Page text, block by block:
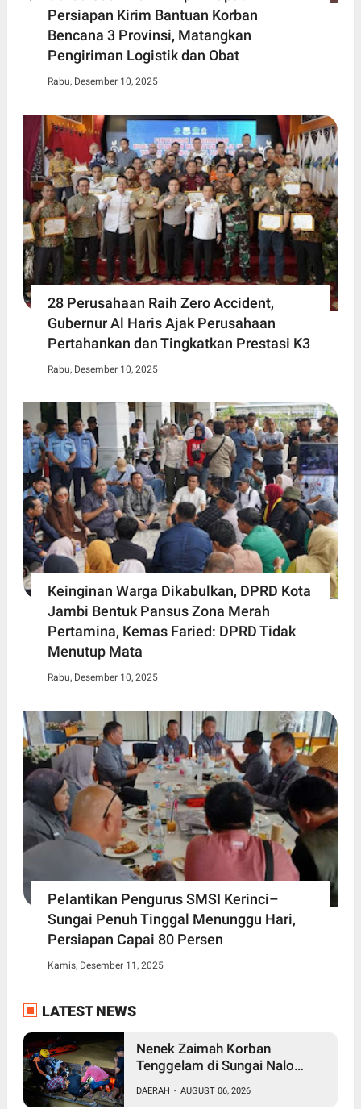
Persiapan Kirim Bantuan Korban
Bencana 3 Provinsi, Matangkan
Pengiriman Logistik dan Obat
Rabu, Desember 10, 2025
28 Perusahaan Raih Zero Accident,
Gubernur Al Haris Ajak Perusahaan
Pertahankan dan Tingkatkan Prestasi K3
Rabu, Desember 10, 2025
Keinginan Warga Dikabulkan, DPRD Kota
Jambi Bentuk Pansus Zona Merah
Pertamina, Kemas Faried: DPRD Tidak
Menutup Mata
Rabu, Desember 10, 2025
Pelantikan Pengurus SMSI Kerinci–
Sungai Penuh Tinggal Menunggu Hari,
Persiapan Capai 80 Persen
Kamis, Desember 11, 2025
LATEST NEWS
Nenek Zaimah Korban
Tenggelam di Sungai Nalo
Dunia 3 Km dari Lokasi Awal
DAERAH - AUGUST 06, 2026